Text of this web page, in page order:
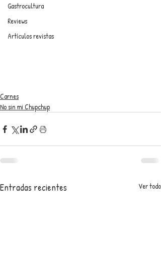
Gastrocultura
Reviews
Artículos revistas
Carnes
No sin mi Chupchup
Entradas recientes Ver todo